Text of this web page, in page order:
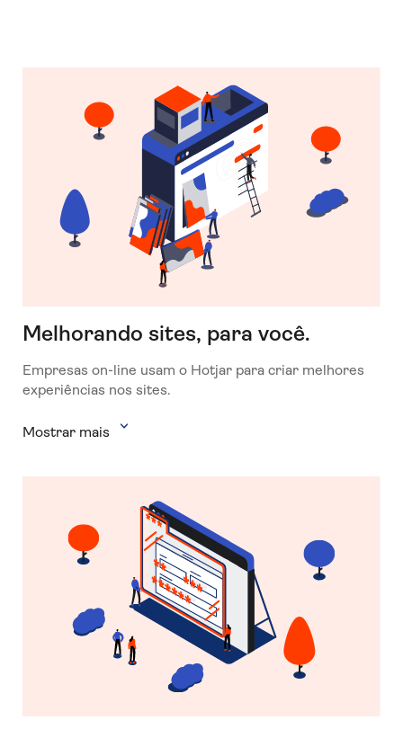
Melhorando sites, para você.
Empresas on-line usam o Hotjar para criar melhores
experiências nos sites.
Mostrar mais